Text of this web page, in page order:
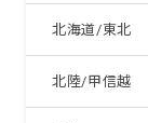
北海道/東北
北陸/甲信越